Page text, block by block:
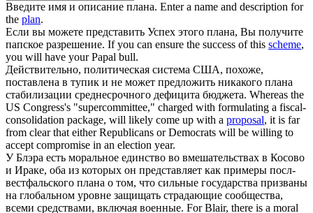
Введите имя и описание плана. Enter a name and description for
the plan.
Если вы можете представить Успех этого плана, Вы получите
папское разрешение. If you can ensure the success of this scheme,
you will have your Papal bull.
Действительно, политическая система США, похоже,
поставлена в тупик и не может предложить никакого плана
стабилизации среднесрочного дефицита бюджета. Whereas the
US Congress's "supercommittee," charged with formulating a fiscal-
consolidation package, will likely come up with a proposal, it is far
from clear that either Republicans or Democrats will be willing to
accept compromise in an election year.
У Блэра есть моральное единство во вмешательствах в Косово
и Ираке, оба из которых он представляет как примеры посл-
вестфальского плана о том, что сильные государства призваны
на глобальном уровне защищать страдающие сообщества,
всеми средствами, включая военные. For Blair, there is a moral